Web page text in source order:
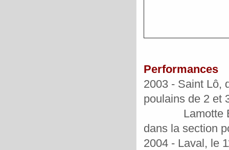
Performances
2003 - Saint Lô,
poulains de 2 et
Lamotte
dans la section
2004 - Laval, le